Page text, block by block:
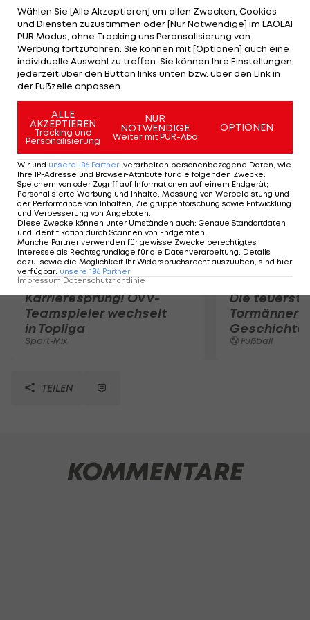
der Vorbereitung nicht mit der gleichen
Leidenschaft spielen, wie in der Bundesliga. Ich
denke, das sieht jeder so", mutmaßt der 23-
Jährige. "Wir wollen jedes einzelne Spiel gewinnen,
das haben wir nicht geschafft und sind deshalb
unzufrieden", erklärt Hummels bei Sport1.
Mehr zum Thema
Karrieresprung! ÖVV-
Teamspieler wechselt
in Topliga
Sport-Mix
Die
Tormänner
Geschichte
Fußball
TEILEN
KOMMENTARE
Wählen Sie [Alle Akzeptieren] um allen Zwecken, Cookies
und Diensten zuzustimmen oder [Nur Notwendige] im LAOLA1
PUR Modus, ohne Tracking uns Peronsalisierung von
Werbung fortzufahren. Sie können mit [Optionen] auch eine
individuelle Auswahl zu treffen. Sie können Ihre Einstellungen
jederzeit über den Button links unten bzw. über den Link in
der Fußzeile anpassen.
ALLE
AKZEPTIEREN
Tracking und
Personalisierung
NUR
NOTWENDIGE
Weiter mit PUR-Abo
OPTIONEN
Wir und unsere 186 Partner verarbeiten personenbezogene Daten, wie
Ihre IP-Adresse und Browser-Attribute für die folgenden Zwecke:
Speichern von oder Zugriff auf Informationen auf einem Endgerät;
Personalisierte Werbung und Inhalte, Messung von Werbeleistung und
der Performance von Inhalten, Zielgruppenforschung sowie Entwicklung
und Verbesserung von Angeboten.
Diese Zwecke können unter Umständen auch: Genaue Standortdaten
und Identifikation durch Scannen von Endgeräten.
Manche Partner verwenden für gewisse Zwecke berechtigtes
Interesse als Rechtsgrundlage für die Datenverarbeitung. Details
dazu, sowie die Möglichkeit Ihr Widerspruchsrecht auszuüben, sind hier
verfügbar: unsere 186 Partner
Impressum Datenschutzrichtlinie